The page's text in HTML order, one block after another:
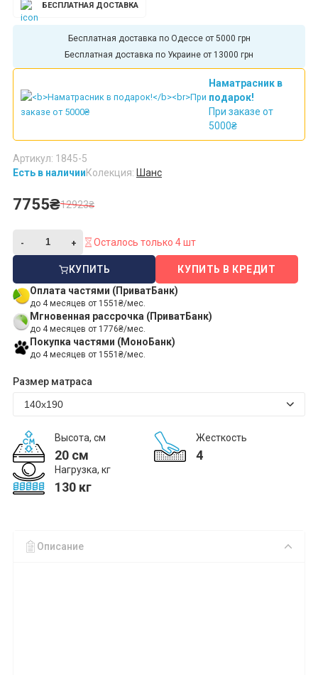
БЕСПЛАТНАЯ ДОСТАВКА
Бесплатная доставка по Одессе от 5000 грн
Бесплатная доставка по Украине от 13000 грн
Наматрасник в
подарок!
При заказе от
5000₴
Есть в наличииКолекция: Шанс
Артикул: 1845-5
7755₴12923₴
Осталось только 4 шт
КУПИТЬ
Оплата частями (ПриватБанк)
до 4 месяцев от 1551₴/мес.
Мгновенная рассрочка (ПриватБанк)
до 4 месяцев от 1776₴/мес.
Покупка частями (МоноБанк)
до 4 месяцев от 1551₴/мес.
КУПИТЬ В КРЕДИТ
Размер матраса
Высота, см
20 см
Жесткость
4
Нагрузка, кг
130 кг
Описание